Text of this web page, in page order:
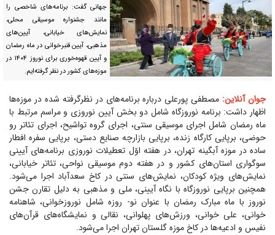
جهانی گفت: برنامه‌های شاخصی را
مانند جشنواره موسیقی محلی،
نمایش‌های خیابانی، آیین‌های
مذهبی، آیین قنبرخوانی در ماه رمضان
و آیین قهوه‌خوری برای نوروز ۱۴۰۴ در
موزه‌های کشور در نظر گرفته‌ایم.
جوان آنلاین: مصطفی پورعلی درباره برنامه‌های در نظرگرفته شده در موزه‌ها
اظهار داشت: برنامه نوروزگاه شامل دو بخش آیین نوروزی و مراسم مرتبط با
ماه رمضان شامل اجرای موسیقی سنتی، اجرای گروه تواشیح، اجرای تئاتر رو
حوضی، برپایی کارگاه زنده، برپایی بازارچه صنایع دستی، برپایی سفره افطار
ساده در موزه آبگینه تهران، در هفته اوّل تعطیلات نوروزی برنامه‌های آیینی
سوگواری استان‌های کشور و در هفته دوم موسیقی نواحی، تئاتر خیابانی،
نمایش‌های ویژه کودکان، نمایش‌های سنتی در کاخ سعدآباد اجرا می‌شود.
همچنین برپایی نوروزگاه با نگاه آیینی، ملی و مذهبی به دلیل تقارن جشن
نوروز با ماه مبارک رمضان با عنوان نو- روزه شامل نوروزخوانی، شاهنامه
خوانی، علی خوانی، ورزش‌های پهلوانی، نقالی و نمایشگاه‌های قرآن‌های
نفیس و ادعیه‌ها در کاخ موزه گلستان تهران اجرا می‌شود.